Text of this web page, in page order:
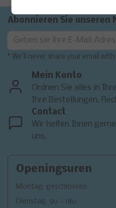
Abonnieren Sie unseren
* We'll never share your email with
Mein Konto
Ordnen Sie alles in
Ihre Bestellungen,
Contact
Wir helfen Ihnen
uns.
Openingsuren
Montag: geschlossen
Dienstag: 9u - 18u